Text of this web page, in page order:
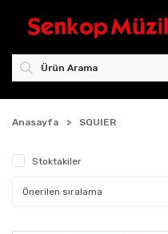
Anasayfa SQUIER
Stoktakiler